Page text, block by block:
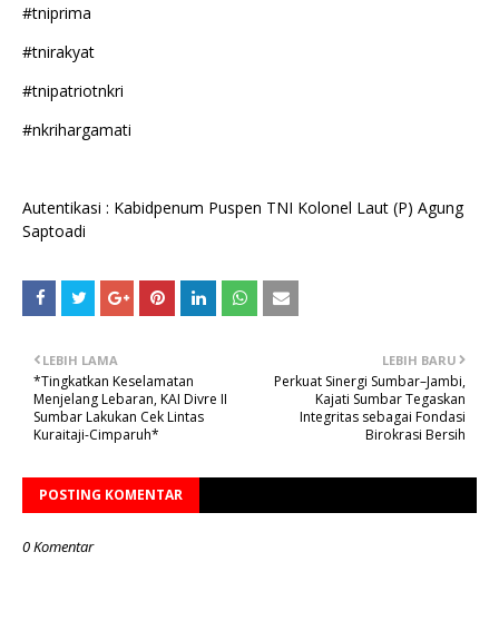
#tniprima
#tnirakyat
#tnipatriotnkri
#nkrihargamati
Autentikasi : Kabidpenum Puspen TNI Kolonel Laut (P) Agung
Saptoadi
LEBIH BARU
Perkuat Sinergi Sumbar–Jambi,
Kajati Sumbar Tegaskan
Integritas sebagai Fondasi
Birokrasi Bersih
LEBIH LAMA
*Tingkatkan Keselamatan
Menjelang Lebaran, KAI Divre II
Sumbar Lakukan Cek Lintas
Kuraitaji-Cimparuh*
POSTING KOMENTAR
0 Komentar